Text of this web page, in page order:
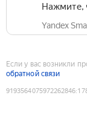
Нажмите,
Yandex
Если у вас возникли
обратной связи
9193564075972262846: